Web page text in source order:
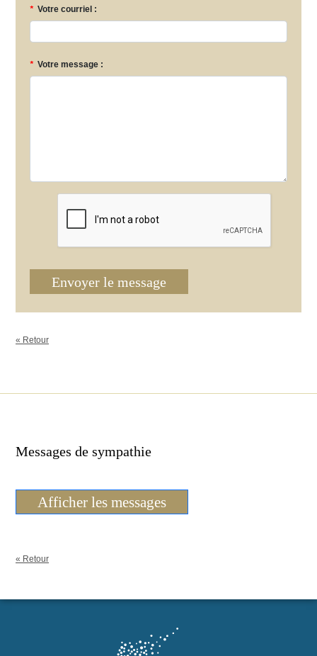
* Votre courriel :
* Votre message :
Envoyer le message
« Retour
Messages de sympathie
Afficher les messages
« Retour